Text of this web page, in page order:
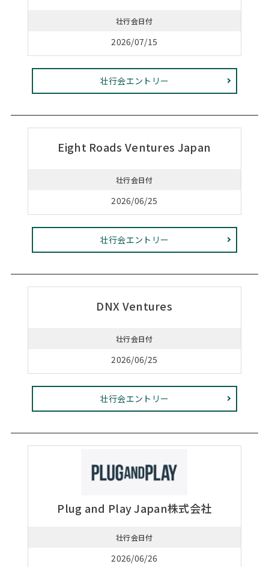
壮行会日付
2026/07/15
壮行会エントリー
Eight Roads Ventures Japan
壮行会日付
2026/06/25
壮行会エントリー
DNX Ventures
壮行会日付
2026/06/25
壮行会エントリー
Plug and Play Japan株式会社
壮行会日付
2026/06/26